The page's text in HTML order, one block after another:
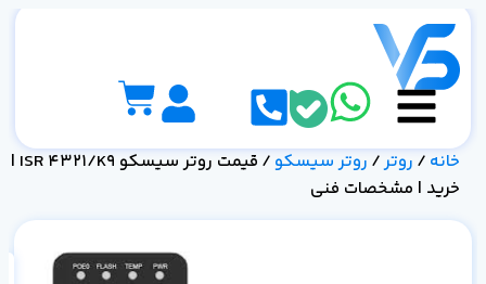
خانه / روتر/ روتر سیسکو
/ قیمت روتر سیسکو ISR 4321/K9 |
خرید | مشخصات فنی